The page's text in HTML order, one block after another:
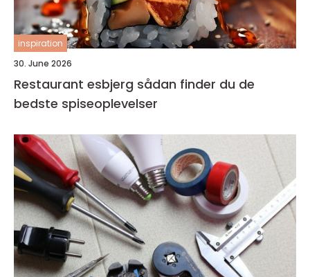
inspiration
30. June 2026
Restaurant esbjerg sådan finder du de
bedste spiseoplevelser